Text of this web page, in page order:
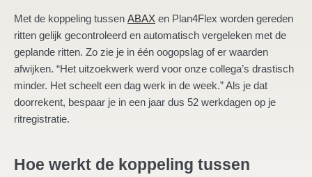
Met de koppeling tussen ABAX en Plan4Flex worden gereden
ritten gelijk gecontroleerd en automatisch vergeleken met de
geplande ritten. Zo zie je in één oogopslag of er waarden
afwijken. “Het uitzoekwerk werd voor onze collega’s drastisch
minder. Het scheelt een dag werk in de week.” Als je dat
doorrekent, bespaar je in een jaar dus 52 werkdagen op je
ritregistratie.
Hoe werkt de koppeling tussen